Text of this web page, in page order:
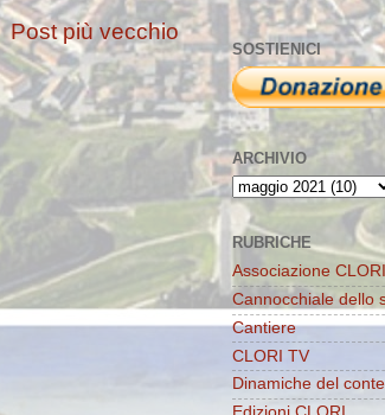
Post più vecchio
SOSTIENICI
ARCHIVIO
RUBRICHE
Associazione CLORI
Cannocchiale dello
Cantiere
CLORI TV
Dinamiche del